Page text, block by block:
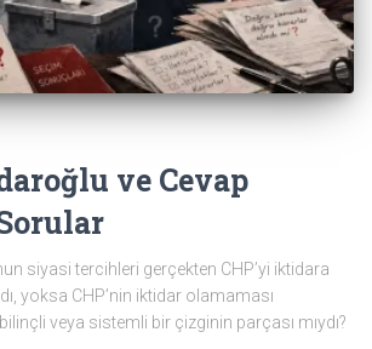
ve Cevap
siyasi tercihleri gerçekten CHP’yi iktidara
yoksa CHP’nin iktidar olamaması
veya sistemli bir çizginin parçası mıydı?